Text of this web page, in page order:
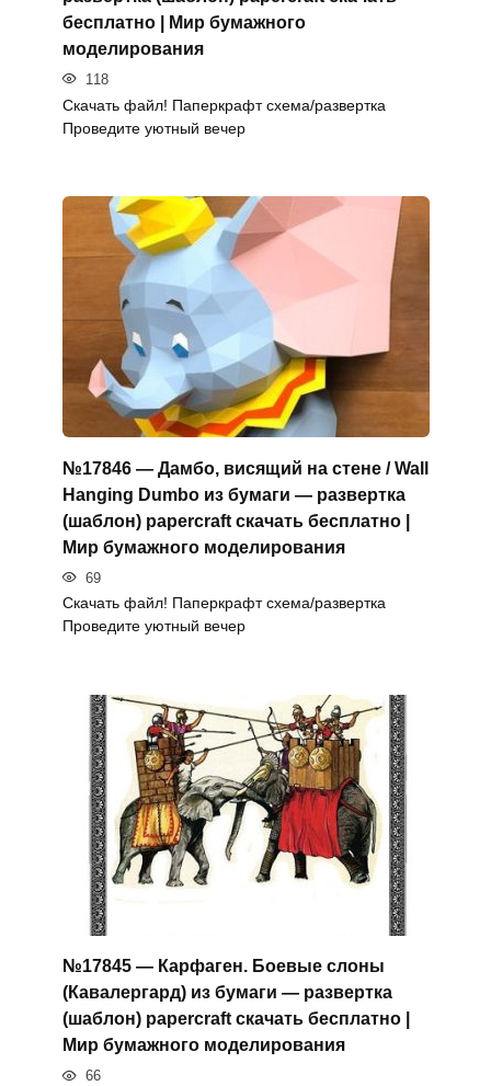
бесплатно | Мир бумажного
моделирования
118
Скачать файл! Паперкрафт схема/развертка
Проведите уютный вечер
№17846 — Дамбо, висящий на стене / Wall
Hanging Dumbo из бумаги — развертка
(шаблон) papercraft скачать бесплатно |
Мир бумажного моделирования
69
Скачать файл! Паперкрафт схема/развертка
Проведите уютный вечер
№17845 — Карфаген. Боевые слоны
(Кавалергард) из бумаги — развертка
(шаблон) papercraft скачать бесплатно |
Мир бумажного моделирования
66